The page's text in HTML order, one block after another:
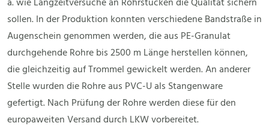
sollen. In der Produktion konnten verschiedene Bandstraße in
Augenschein genommen werden, die aus PE-Granulat
durchgehende Rohre bis 2500 m Länge herstellen können,
die gleichzeitig auf Trommel gewickelt werden. An anderer
Stelle wurden die Rohre aus PVC-U als Stangenware
gefertigt. Nach Prüfung der Rohre werden diese für den
europaweiten Versand durch LKW vorbereitet.